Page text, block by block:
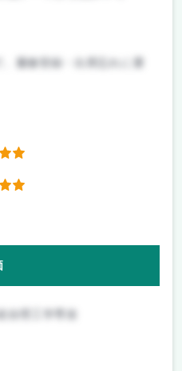
、履修登録・出席忘れに要